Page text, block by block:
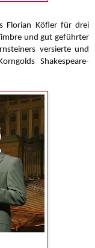
Florian Köfler für drei
und gut geführter
versierte und
Shakespeare-